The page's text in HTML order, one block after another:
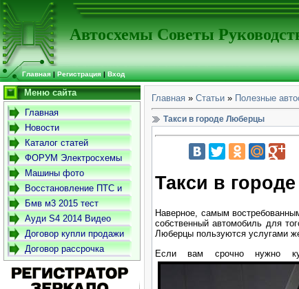
Автосхемы Советы
Главная|Регистрация|Вход
Меню сайта
Главная
Новости
Каталог статей
ФОРУМ Электросхемы
-Советы- Руководства
Машины фото
Восстановление ПТС и
СТСБмв м3 2015 тест
драйвАуди S4 2014 Видео
Договор купли продажи
автомобиля
Договор рассрочка
Главная » Статьи » Полезные
Такси в городе Люберцы
Такси в
Наверное, самым
собственный автомобиль для
Люберцы пользуются услугами
Если вам срочно нужно